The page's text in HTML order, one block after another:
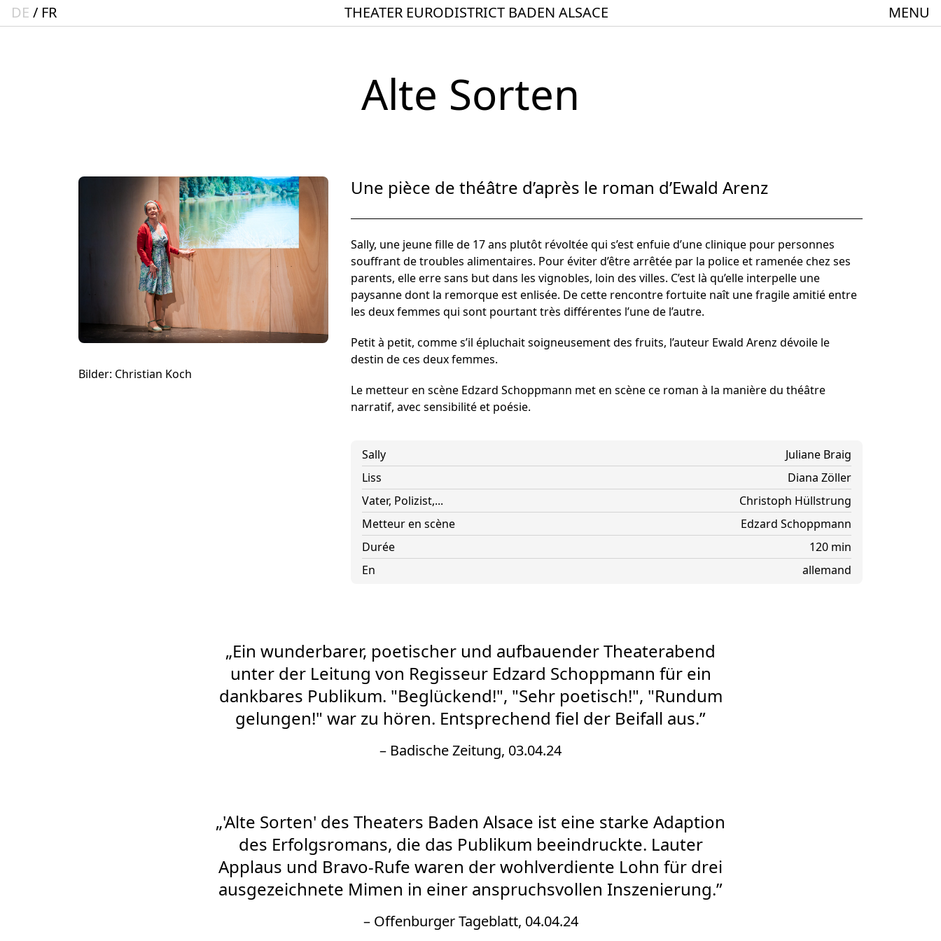
DE FR THEATER EURODISTRICT BADEN ALSACE MENU
Startseite
Aktuelles
Stücke
Ensemble
Theater BAden ALsace Spielstätte im Europäischen Forum am Rhein
Förderer und Partner Theater BAden ALsace
Services
Alte Sorten
Bilder: Christian Koch
Une pièce de théâtre d’après le roman d’Ewald Arenz
Sally, une jeune fille de 17 ans plutôt révoltée qui s’est enfuie d’une clinique pour personnes
souffrant de troubles alimentaires. Pour éviter d’être arrêtée par la police et ramenée chez ses
parents, elle erre sans but dans les vignobles, loin des villes. C’est là qu’elle interpelle une
paysanne dont la remorque est enlisée. De cette rencontre fortuite naît une fragile amitié entre
les deux femmes qui sont pourtant très différentes l’une de l’autre.
Petit à petit, comme s’il épluchait soigneusement des fruits, l’auteur Ewald Arenz dévoile le
destin de ces deux femmes.
Le metteur en scène Edzard Schoppmann met en scène ce roman à la manière du théâtre
narratif, avec sensibilité et poésie.
Sally
Juliane Braig
Liss
Diana Zöller
Vater, Polizist,...
Christoph Hüllstrung
Metteur en scène
Edzard Schoppmann
Durée
120 min
En
allemand
„Ein wunderbarer, poetischer und aufbauender Theaterabend
unter der Leitung von Regisseur Edzard Schoppmann für ein
dankbares Publikum. "Beglückend!", "Sehr poetisch!", "Rundum
gelungen!" war zu hören. Entsprechend fiel der Beifall aus.”
– Badische Zeitung, 03.04.24
„'Alte Sorten' des Theaters Baden Alsace ist eine starke Adaption
des Erfolgsromans, die das Publikum beeindruckte. Lauter
Applaus und Bravo-Rufe waren der wohlverdiente Lohn für drei
ausgezeichnete Mimen in einer anspruchsvollen Inszenierung.”
– Offenburger Tageblatt, 04.04.24